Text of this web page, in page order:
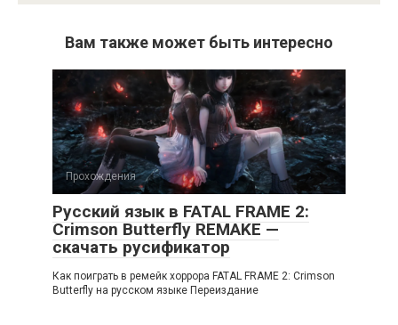
Вам также может быть интересно
Прохождения
Русский язык в FATAL FRAME 2:
Crimson Butterfly REMAKE —
скачать русификатор
Как поиграть в ремейк хоррора FATAL FRAME 2: Crimson
Butterfly на русском языке Переиздание